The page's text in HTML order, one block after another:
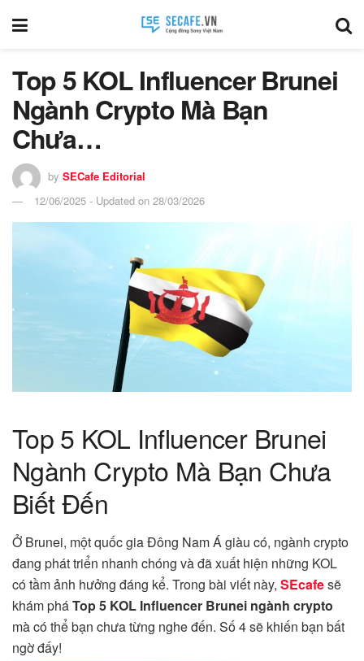
Top 5 KOL Influencer Brunei
Ngành Crypto Mà Bạn
Chưa…
by SECafe Editorial
12/06/2025 - Updated on 28/03/2026
Top 5 KOL Influencer Brunei
Ngành Crypto Mà Bạn Chưa
Biết Đến
Ở Brunei, một quốc gia Đông Nam Á giàu có, ngành crypto
đang phát triển nhanh chóng và đã xuất hiện những KOL
có tầm ảnh hưởng đáng kể. Trong bài viết này, SEcafesẽ
khám pháTop 5 KOL Influencer Brunei ngành crypto
mà có thể bạn chưa từng nghe đến. Số 4 sẽ khiến bạn bất
ngờ đấy!